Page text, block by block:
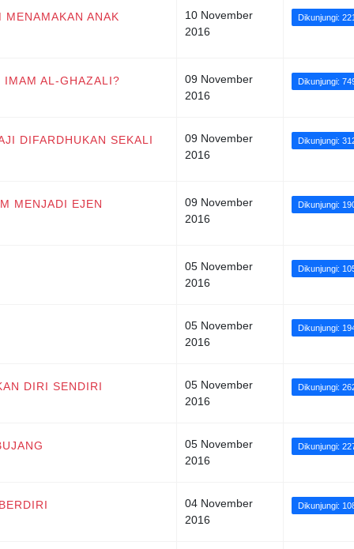
ANAK
10 November
2016
Dikunjungi:
AL-GHAZALI?
09 November
2016
Dikunjungi:
DIFARDHUKAN SEKALI
09 November
2016
Dikunjungi:
MENJADI EJEN
09 November
2016
Dikunjungi:
05 November
2016
Dikunjungi:
05 November
2016
Dikunjungi:
DIRI SENDIRI
05 November
2016
Dikunjungi:
05 November
2016
Dikunjungi:
04 November
2016
Dikunjungi: